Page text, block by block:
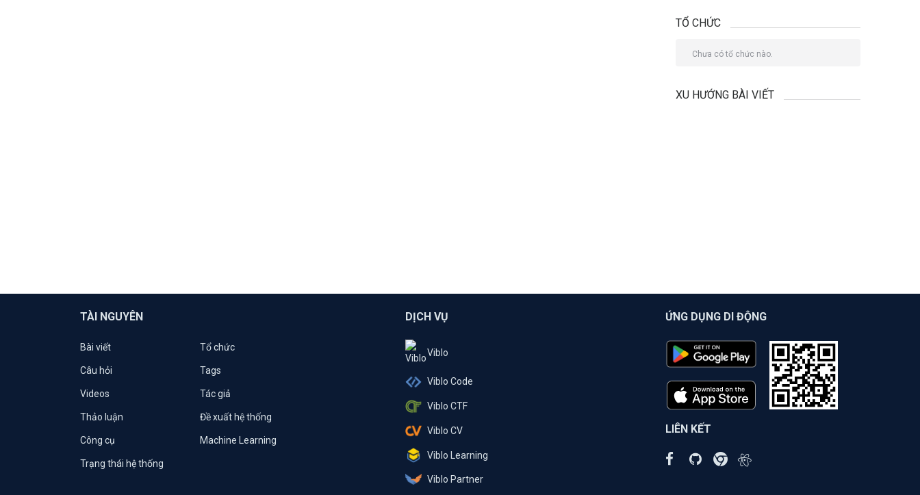
TỔ CHỨC
Chưa có tổ chức nào.
XU HƯỚNG BÀI VIẾT
TÀI NGUYÊN
Bài viết Tổ chức
Câu hỏi Tags
Videos Tác giả
Thảo luận Đề xuất hệ thống
Công cụ Machine Learning
Trạng thái hệ thống
DỊCH VỤ
Viblo
Viblo Code
Viblo CTF
Viblo CV
Viblo Learning
Viblo Partner
ỨNG DỤNG DI ĐỘNG
LIÊN KẾT